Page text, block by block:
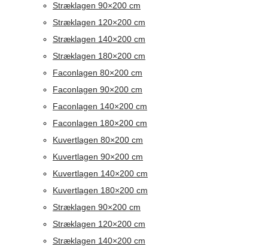
Stræklagen 90×200 cm
Stræklagen 120×200 cm
Stræklagen 140×200 cm
Stræklagen 180×200 cm
Faconlagen 80×200 cm
Faconlagen 90×200 cm
Faconlagen 140×200 cm
Faconlagen 180×200 cm
Kuvertlagen 80×200 cm
Kuvertlagen 90×200 cm
Kuvertlagen 140×200 cm
Kuvertlagen 180×200 cm
Stræklagen 90×200 cm
Stræklagen 120×200 cm
Stræklagen 140×200 cm